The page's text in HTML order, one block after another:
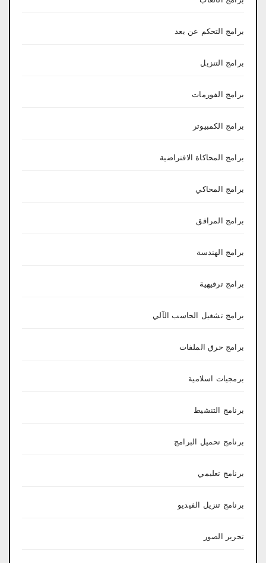
برامج التحكم عن بعد
برامج التنزيل
برامج الفورمات
برامج الكمبيوتر
برامج المحاكاة الافتراضية
برامج المحاكي
برامج المرافق
برامج الهندسة
برامج ترفيهية
برامج تشغيل الحاسب الآلي
برامج حرق الملفات
برمجيات اسلامية
برنامج التنشيط
برنامج تحميل البرامج
برنامج تعليمي
برنامج تنزيل الفيديو
تحرير الصور